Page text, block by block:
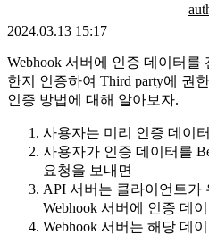
2024.03.13 15:17
Webhook 서버에 인증 데이터
한지 인증하여 Third party에 권
인증 방법에 대해 알아보자.
사용자는 미리 인증 데이
사용자가 인증 데이터를
요청을 보내면
API 서버는 클라이언트가
Webhook 서버에 인증 데
Webhook 서버는 해당 데